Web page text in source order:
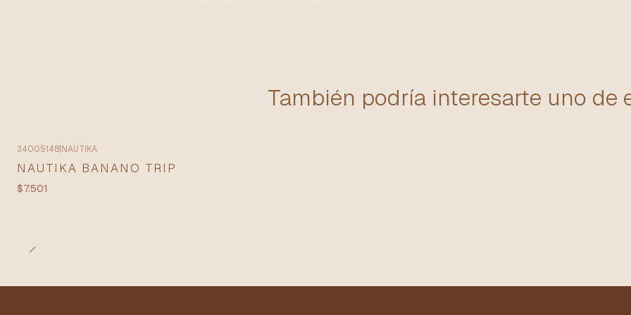
También podría interesarte uno de
34005148 NAUTIKA
NAUTIKA BANANO TRIP
$7.501